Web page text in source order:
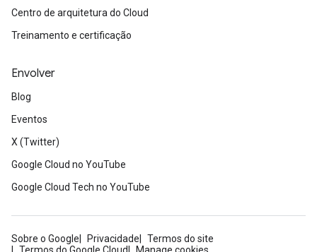
Centro de arquitetura do Cloud
Treinamento e certificação
Envolver
Blog
Eventos
X (Twitter)
Google Cloud no YouTube
Google Cloud Tech no YouTube
Sobre o Google Privacidade
Termos do site